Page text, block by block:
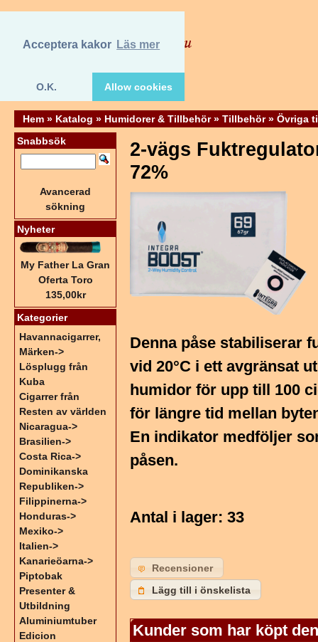
Acceptera kakor Läs mer
O.K. Allow cookies
Hem » Katalog » Humidorer & Tillbehör» Tillbehör» Övriga
2-vägs
72%
Denna påse stabiliserar
vid 20°C i ett avgränsat
humidor för upp till 100
för längre tid mellan
En indikator medföljer
påsen.
Antal i lager: 33
Recensioner
Lägg till i önskelista
Kunder som har köpt
Snabbsök
Avancerad
sökning
Nyheter
My Father La Gran
Oferta Toro
135,00kr
Kategorier
Havannacigarrer,
Märken->
Lösplugg från
Kuba
Cigarrer från
Resten av världen
Nicaragua->
Brasilien->
Costa Rica->
Dominikanska
Republiken->
Filippinerna->
Honduras->
Mexiko->
Italien->
Kanarieöarna->
Piptobak
Presenter &
Utbildning
Aluminiumtuber
Edicion